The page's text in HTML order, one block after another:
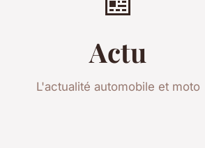
Actu
L'actualité automobile et moto